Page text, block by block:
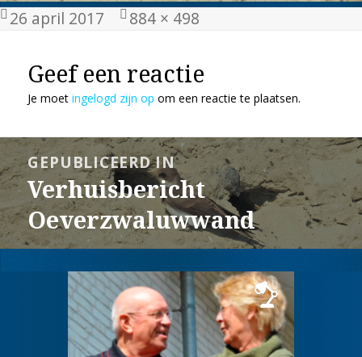
Geplaatst
26 april 2017
Volledige
884 × 498
Geef een reactie
Je moetingelogd zijn op om een reactie te plaatsen.
Bericht
navigatieGEPUBLICEERD IN
Verhuisbericht
Oeverzwaluwwand